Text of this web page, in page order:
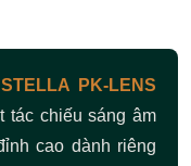
PK-LENS
tác chiếu sáng âm
cao dành riêng